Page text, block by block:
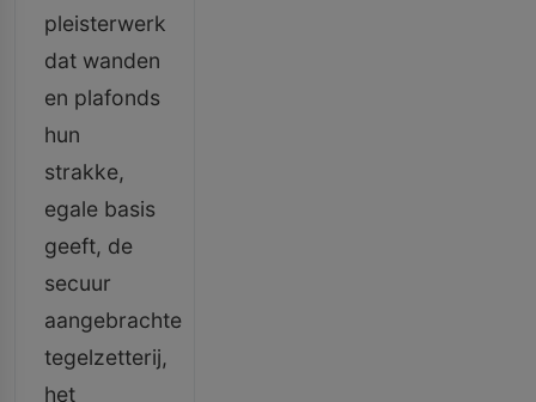
pleisterwerk
dat wanden
en plafonds
hun
strakke,
egale basis
geeft, de
secuur
aangebrachte
tegelzetterij,
het